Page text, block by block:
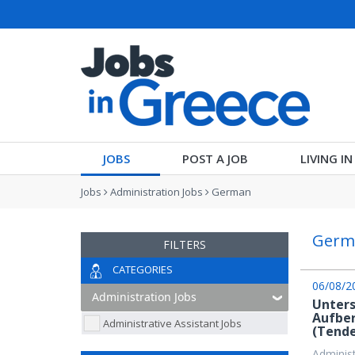
JOBS POST A JOB LIVING IN
Jobs Administration Jobs German
FILTERS
CATEGORIES
Administrative Assistant Jobs
06/08/